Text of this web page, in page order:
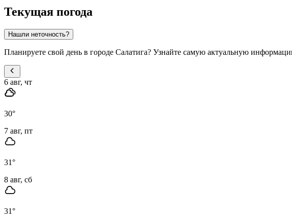
Текущая погода
Нашли неточность?
Планируете свой день в городе Салатига? Узнайте самую актуальную
6 авг, чт
30°
7 авг, пт
31°
8 авг, сб
31°